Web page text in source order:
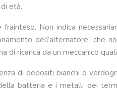
età.
Non indica
dell’alternatore, che
ricarica da un meccanico
di depositi bianchi o
batteria e i metalli dei